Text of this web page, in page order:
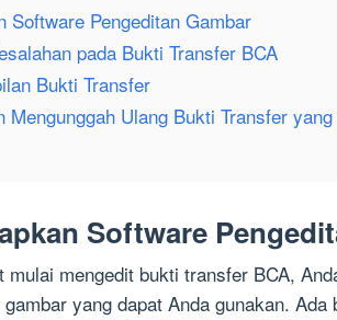
Software Pengeditan Gambar
pada Bukti Transfer BCA
Bukti Transfer
Mengunggah Ulang Bukti Transfer
Software
mulai mengedit bukti transfer BCA,
yang dapat Anda gunakan. Ada